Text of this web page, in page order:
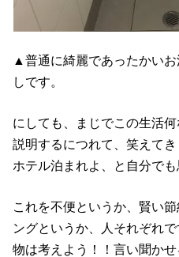
▲普通に綺麗であったかい
しです。
にしても、まじでこの生活何
説明するにつれて、笑えてき
ホテル泊まれよ、と自分でも
これを不便というか、賢い
ングというか、人それぞれで
物は考えよう！！言い聞かせ